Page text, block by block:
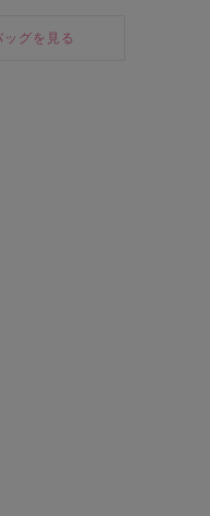
グを見る